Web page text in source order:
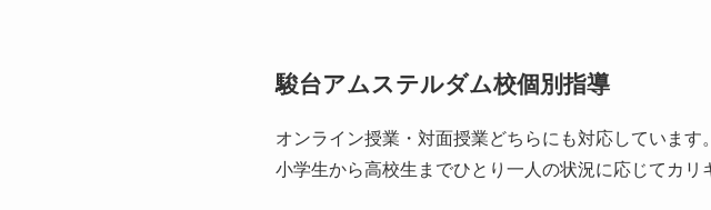
駿台アムステルダム校個別指導
オンライン授業・対面授業どちらにも対応しています。
小学生から高校生までひとり一人の状況に応じてカリ